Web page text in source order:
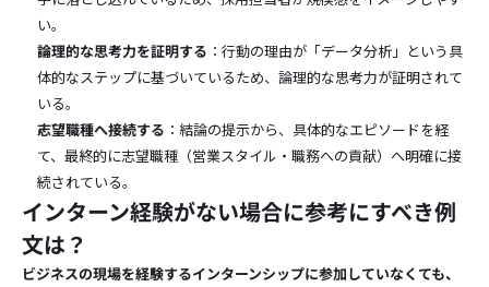
い。
論理的な思考力を証明する ：行動の理由が「データ分析」という具
体的なステップに基づいているため、論理的な思考力が証明されて
いる。
志望職種へ接続する ：結論の提示から、具体的なエピソードを経
て、最終的に志望職種（営業スタイル・職務への貢献）へ明確に接
続されている。
インターン経験がない場合に参考にすべき例
文は？
ビジネスの現場を経験するインターンシップに参加していなくても、